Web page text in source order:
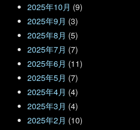
2025年10月 (9)
2025年9月 (3)
2025年8月 (5)
2025年7月 (7)
2025年6月 (11)
2025年5月 (7)
2025年4月 (4)
2025年3月 (4)
2025年2月 (10)